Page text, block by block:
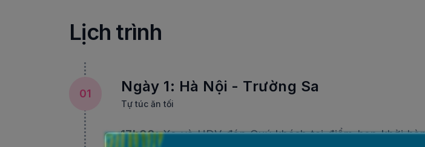
Lịch trình
01 Ngày 1: Hà Nội - Trường Sa
Tự túc ăn tối
17h00:Xe và HDV đón Quý khách tại điểm hẹn khởi